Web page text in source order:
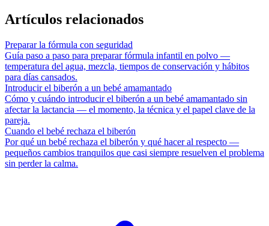
Artículos relacionados
Preparar la fórmula con seguridad
Guía paso a paso para preparar fórmula infantil en polvo —
temperatura del agua, mezcla, tiempos de conservación y hábitos
para días cansados.
Introducir el biberón a un bebé amamantado
Cómo y cuándo introducir el biberón a un bebé amamantado sin
afectar la lactancia — el momento, la técnica y el papel clave de la
pareja.
Cuando el bebé rechaza el biberón
Por qué un bebé rechaza el biberón y qué hacer al respecto —
pequeños cambios tranquilos que casi siempre resuelven el problema
sin perder la calma.